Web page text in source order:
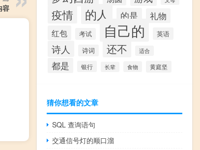
容
疫情 的人 的是
礼物
红包
考试 自己的 英语
诗人 诗词 还不 适合
都是 银行 长辈 食物 黄庭坚
猜你想看的文章
SQL 查询语句
交通信号灯的顺口溜